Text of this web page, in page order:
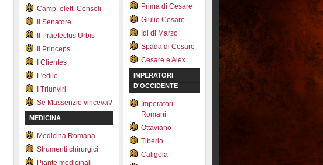
Camp. elett. Consoli
Il Senatore
Il Praefectus Urbis
Il Princeps
I Clientes
L'edile
I Triunviri
Se Massenzio vinceva?
MEDICINA
Medicina Romana
Strumenti chirurgici
Piante medicinali
Prima di Cesare
Giulio Cesare
Idi di Marzo
Spada di Cesare
Cesare e Alex.
IMPERATORI
D'OCCIDENTE
Imperatori
Romani
Ottaviano
Tiberio
Caligola